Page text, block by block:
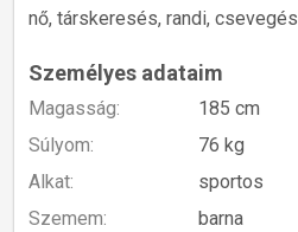
nő, társkeresés, randi, csevegés
Személyes adataim
Magasság:
185 cm
Súlyom:
76 kg
Alkat:
sportos
Szemem:
barna